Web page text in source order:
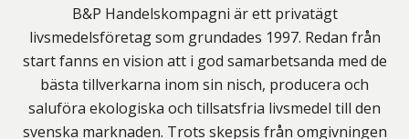
B&P Handelskompagni är ett privatägt
livsmedelsföretag som grundades 1997. Redan från
start fanns en vision att i god samarbetsanda med de
bästa tillverkarna inom sin nisch, producera och
saluföra ekologiska och tillsatsfria livsmedel till den
svenska marknaden. Trots skepsis från omgivningen